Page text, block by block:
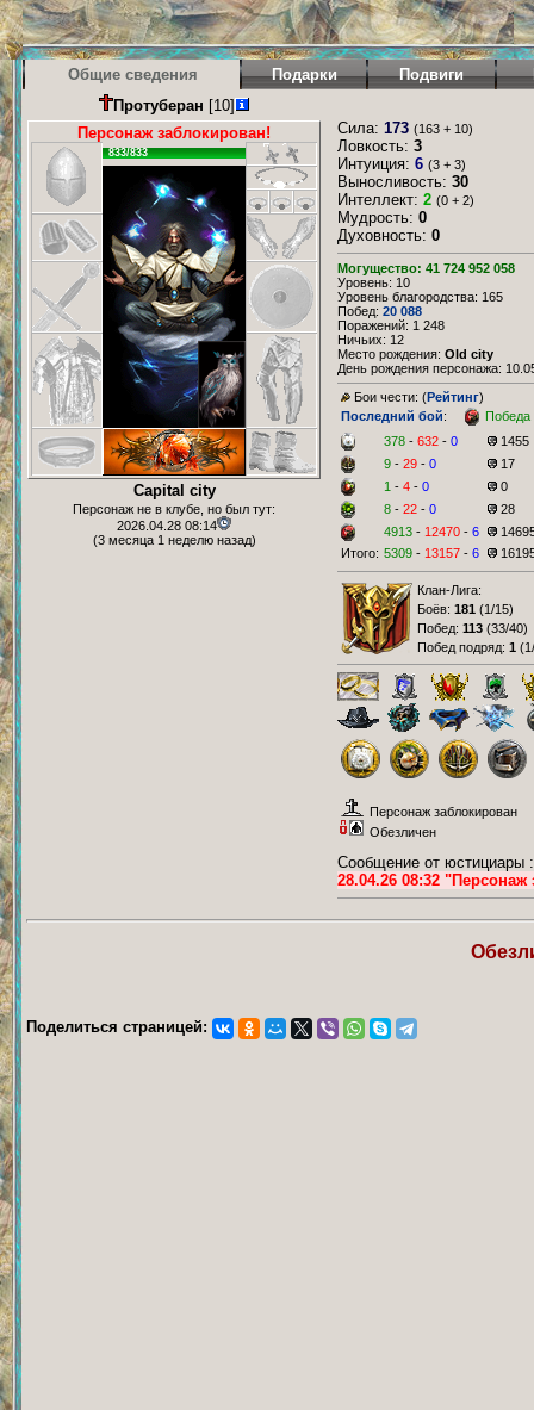
Общие сведения Подарки Подвиги
Протуберан [10]
Персонаж заблокирован!
833/833
Capital city
Персонаж не в клубе, но был тут:
2026.04.28 08:14
(3 месяца 1 неделю назад)
Сила: 173 (163 + 10)
Ловкость: 3
Интуиция: 6 (3 + 3)
Выносливость: 30
Интеллект: 2 (0 + 2)
Мудрость: 0
Духовность: 0
Могущество: 41 724 952 058
Уровень: 10
Уровень благородства: 165
Побед: 20 088
Поражений: 1 248
Ничьих: 12
Место рождения: Old city
День рождения персонажа:
Бои чести: (Рейтинг)
Последний бой:
Победа
378 - 632 - 0
1455
9 - 29 - 0
17
1 - 4 - 0
0
8 - 22 - 0
28
4913 - 12470 - 6
Итого: 5309 - 13157 - 6
Клан-Лига:
Боёв: 181 (1/15)
Побед: 113 (33/40)
Побед подряд: 1 (
Персонаж заблокирован
Обезличен
Сообщение от юстициары :
28.04.26 08:32
Поделиться страницей: